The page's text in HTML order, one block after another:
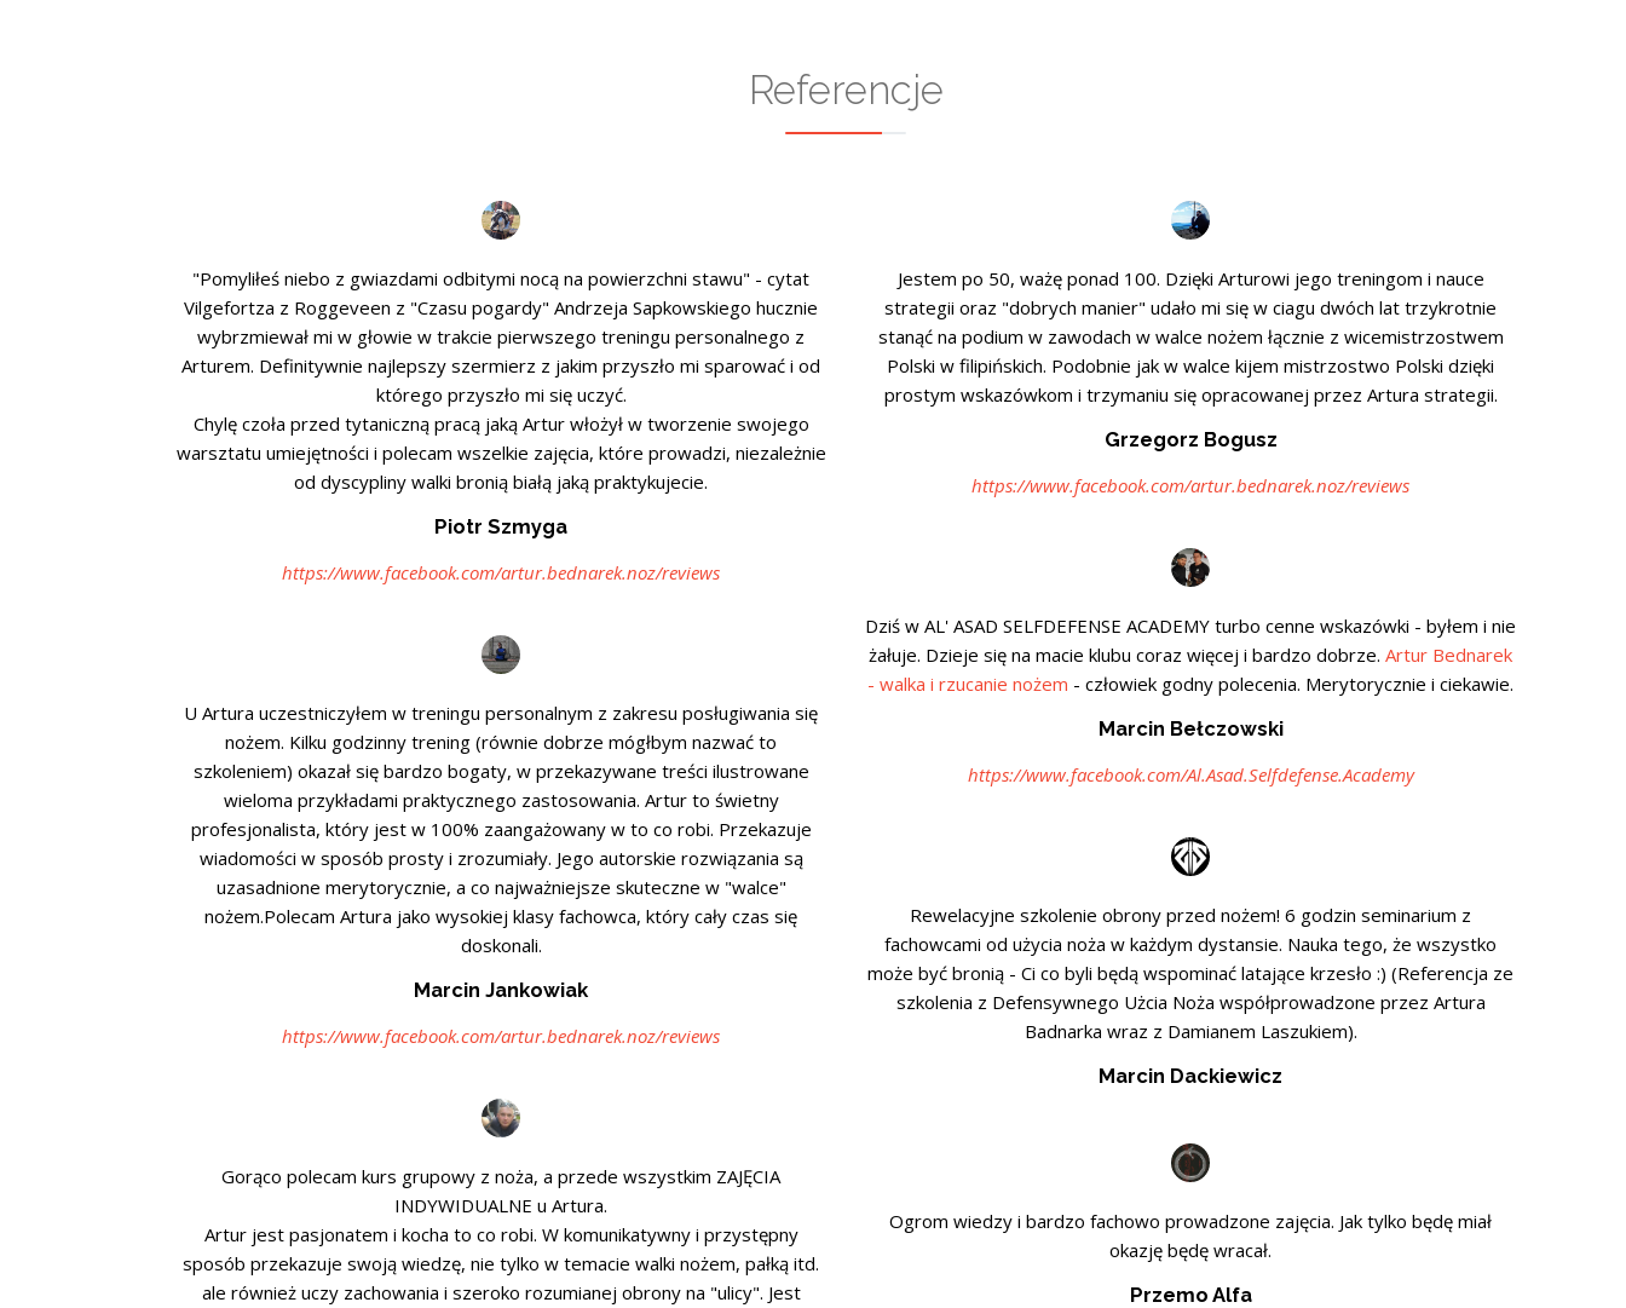
Referencje
"Pomyliłeś niebo z gwiazdami odbitymi nocą na powierzchni stawu" - cytat
Vilgefortza z Roggeveen z "Czasu pogardy" Andrzeja Sapkowskiego hucznie
wybrzmiewał mi w głowie w trakcie pierwszego treningu personalnego z
Arturem. Definitywnie najlepszy szermierz z jakim przyszło mi sparować i od
którego przyszło mi się uczyć.
Chylę czoła przed tytaniczną pracą jaką Artur włożył w tworzenie swojego
warsztatu umiejętności i polecam wszelkie zajęcia, które prowadzi, niezależnie
od dyscypliny walki bronią białą jaką praktykujecie.
Piotr Szmyga
https://www.facebook.com/artur.bednarek.noz/reviews
U Artura uczestniczyłem w treningu personalnym z zakresu posługiwania się
nożem. Kilku godzinny trening (równie dobrze mógłbym nazwać to
szkoleniem) okazał się bardzo bogaty, w przekazywane treści ilustrowane
wieloma przykładami praktycznego zastosowania. Artur to świetny
profesjonalista, który jest w 100% zaangażowany w to co robi. Przekazuje
wiadomości w sposób prosty i zrozumiały. Jego autorskie rozwiązania są
uzasadnione merytorycznie, a co najważniejsze skuteczne w "walce"
nożem.Polecam Artura jako wysokiej klasy fachowca, który cały czas się
doskonali.
Marcin Jankowiak
https://www.facebook.com/artur.bednarek.noz/reviews
Gorąco polecam kurs grupowy z noża, a przede wszystkim ZAJĘCIA
INDYWIDUALNE u Artura.
Artur jest pasjonatem i kocha to co robi. W komunikatywny i przystępny
sposób przekazuje swoją wiedzę, nie tylko w temacie walki nożem, pałką itd.
ale również uczy zachowania i szeroko rozumianej obrony na "ulicy". Jest
Jestem po 50, ważę ponad 100. Dzięki Arturowi jego treningom i nauce
strategii oraz "dobrych manier" udało mi się w ciagu dwóch lat trzykrotnie
stanąć na podium w zawodach w walce nożem łącznie z wicemistrzostwem
Polski w filipińskich. Podobnie jak w walce kijem mistrzostwo Polski dzięki
prostym wskazówkom i trzymaniu się opracowanej przez Artura strategii.
Grzegorz Bogusz
https://www.facebook.com/artur.bednarek.noz/reviews
Dziś w AL' ASAD SELFDEFENSE ACADEMY turbo cenne wskazówki - byłem i nie
żałuje. Dzieje się na macie klubu coraz więcej i bardzo dobrze. Artur Bednarek
- walka i rzucanie nożem - człowiek godny polecenia. Merytorycznie i ciekawie.
Marcin Bełczowski
https://www.facebook.com/Al.Asad.Selfdefense.Academy
Rewelacyjne szkolenie obrony przed nożem! 6 godzin seminarium z
fachowcami od użycia noża w każdym dystansie. Nauka tego, że wszystko
może być bronią - Ci co byli będą wspominać latające krzesło :) (Referencja ze
szkolenia z Defensywnego Użcia Noża współprowadzone przez Artura
Badnarka wraz z Damianem Laszukiem).
Marcin Dackiewicz
Ogrom wiedzy i bardzo fachowo prowadzone zajęcia. Jak tylko będę miał
okazję będę wracał.
Przemo Alfa